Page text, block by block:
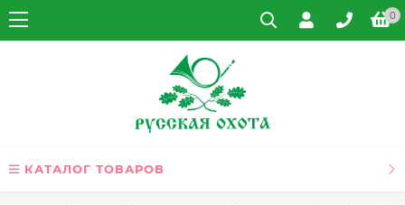
0
КАТАЛОГ ТОВАРОВ